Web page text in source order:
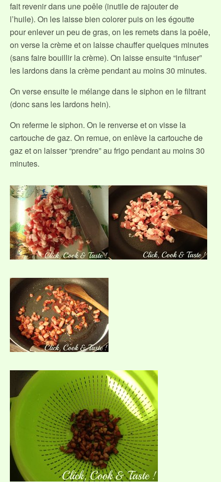
fait revenir dans une poêle (inutile de rajouter de
l’huile). On les laisse bien colorer puis on les égoutte
pour enlever un peu de gras, on les remets dans la poêle,
on verse la crème et on laisse chauffer quelques minutes
(sans faire bouillir la crème). On laisse ensuite “infuser”
les lardons dans la crème pendant au moins 30 minutes.
On verse ensuite le mélange dans le siphon en le filtrant
(donc sans les lardons hein).
On referme le siphon. On le renverse et on visse la
cartouche de gaz. On remue, on enlève la cartouche de
gaz et on laisser “prendre” au frigo pendant au moins 30
minutes.